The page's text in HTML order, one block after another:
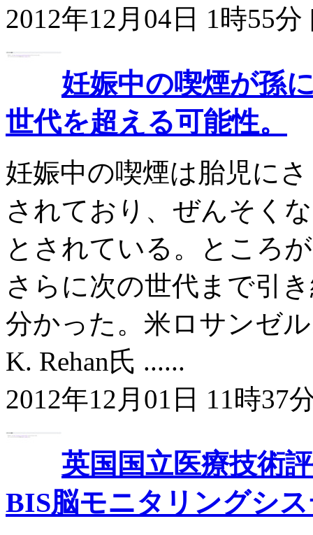
2012年12月04日 1時55分
妊娠中の喫煙が孫
世代を超える可能性。
妊娠中の喫煙は胎児に
されており、ぜんそく
とされている。ところ
さらに次の世代まで引
分かった。米ロサンゼ
K. Rehan氏 ......
2012年12月01日 11時37
英国国立医療技術
BIS脳モニタリングシ